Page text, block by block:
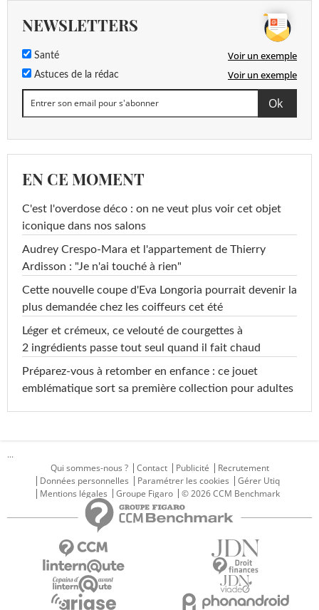
NEWSLETTERS
Santé Voir un exemple
Astuces de la rédac Voir un exemple
EN CE MOMENT
C'est l'overdose déco : on ne veut plus voir cet objet
iconique dans nos salons
Audrey Crespo-Mara et l'appartement de Thierry
Ardisson : "Je n'ai touché à rien"
Cette nouvelle coupe d'Eva Longoria pourrait devenir la
plus demandée chez les coiffeurs cet été
Léger et crémeux, ce velouté de courgettes à
2 ingrédients passe tout seul quand il fait chaud
Préparez-vous à retomber en enfance : ce jouet
emblématique sort sa première collection pour adultes
...
Qui sommes-nous ?
Contact Publicité
Recrutement
Données personnelles
Paramétrer les cookies
Gérer Utiq
Mentions légales
Groupe Figaro © 2026 CCM Benchmark